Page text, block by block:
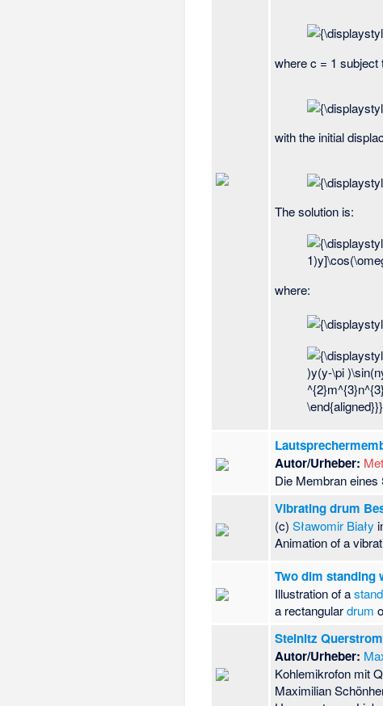
where c = 1 subject
with the initial
The solution is:
where:
Autor/Urheber:
Die Membran
Vibrating drum
(c)Sławomir Biały
Animation of a
Two dim standing
Illustration of a
a rectangulardrum
Steinitz
Autor/Urheber:
Kohlemikrofon mit
Maximilian